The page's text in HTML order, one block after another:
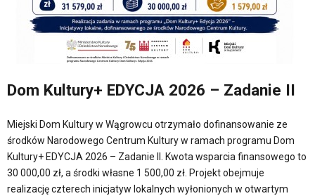
Dom Kultury+ EDYCJA 2026 – Zadanie II
Miejski Dom Kultury w Wągrowcu otrzymało dofinansowanie ze
środków Narodowego Centrum Kultury w ramach programu Dom
Kultury+ EDYCJA 2026 – Zadanie II. Kwota wsparcia finansowego to
30 000,00 zł, a środki własne 1 500,00 zł. Projekt obejmuje
realizację czterech inicjatyw lokalnych wyłonionych w otwartym